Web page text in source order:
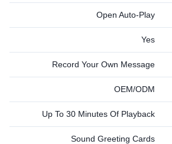
Open Auto-Play
Yes
Record Your Own Message
OEM/ODM
Up To 30 Minutes Of Playback
Sound Greeting Cards